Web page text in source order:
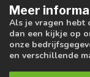
Meer
Als je vragen hebt
dan een kijkje op
onze
en verschillende